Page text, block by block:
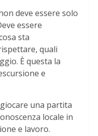
deve essere solo
essere
sta
quali
È questa la
e
una partita
locale in
e lavoro.